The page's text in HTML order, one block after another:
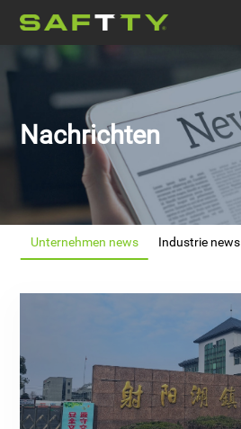
Nachrichten
Unternehmen news Industrie news